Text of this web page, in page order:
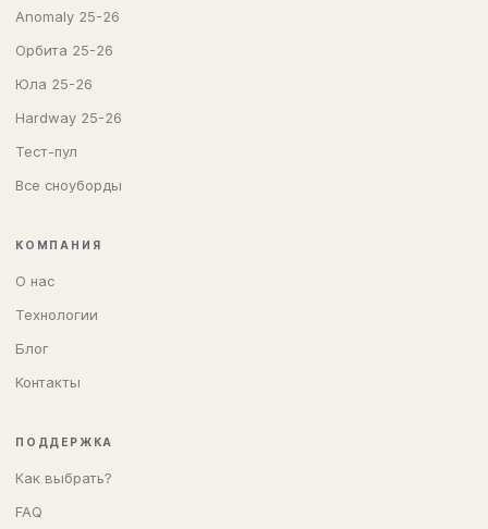
Anomaly 25-26
Орбита 25-26
Юла 25-26
Hardway 25-26
Тест-пул
Все сноуборды
КОМПАНИЯ
О нас
Технологии
Блог
Контакты
ПОДДЕРЖКА
Как выбрать?
FAQ